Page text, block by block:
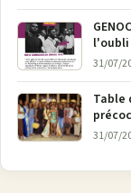
l'oubli
la
31/07/
Table
aînée,
31/07/